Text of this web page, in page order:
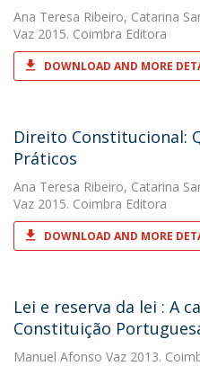
Ana Teresa Ribeiro, Catarina
Vaz 2015. Coimbra Editora
DOWNLOAD AND MORE
Direito Constitucional:
Práticos
Ana Teresa Ribeiro, Catarina
Vaz 2015. Coimbra Editora
DOWNLOAD AND MORE
Lei e reserva da lei : A
Constituição
Manuel Afonso Vaz 2013.